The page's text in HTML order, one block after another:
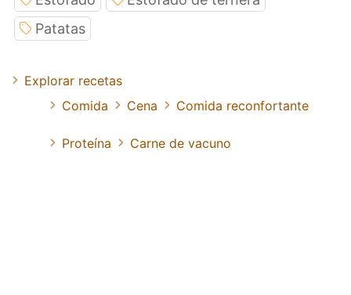
Patatas
Explorar recetas
Comida
Cena Comida reconfortante
Proteína Carne de vacuno